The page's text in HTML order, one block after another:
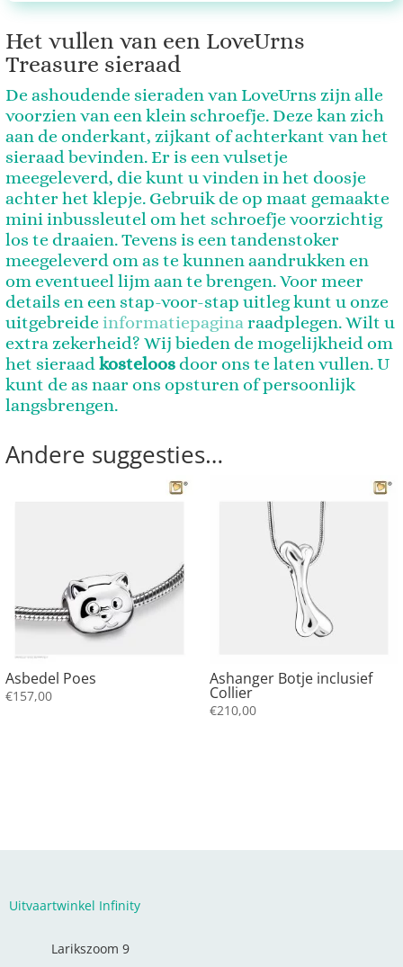
Het vullen van een LoveUrns
Treasure sieraad
De ashoudende sieraden van LoveUrns zijn alle
voorzien van een klein schroefje. Deze kan zich
aan de onderkant, zijkant of achterkant van het
sieraad bevinden. Er is een vulsetje
meegeleverd, die kunt u vinden in het doosje
achter het klepje. Gebruik de op maat gemaakte
mini inbussleutel om het schroefje voorzichtig
los te draaien. Tevens is een tandenstoker
meegeleverd om as te kunnen aandrukken en
om eventueel lijm aan te brengen. Voor meer
details en een stap-voor-stap uitleg kunt u onze
uitgebreide informatiepaginaraadplegen. Wilt u
extra zekerheid? Wij bieden de mogelijkheid om
het sieraadkosteloosdoor ons te laten vullen. U
kunt de as naar ons opsturen of persoonlijk
langsbrengen.
Andere suggesties…
Asbedel Poes
€157,00
Ashanger Botje inclusief
Collier
€210,00
Uitvaartwinkel Infinity
Larikszoom 9